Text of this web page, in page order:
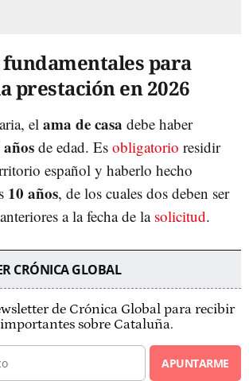
para
prestación en 2026
el ama de casa debe haber
de edad. Es obligatorio residir
español y haberlo hecho
10 años, de los cuales dos deben ser
a la fecha de la solicitud.
CRÓNICA GLOBAL
de Crónica Global para recibir
sobre Cataluña.
APUNTARME